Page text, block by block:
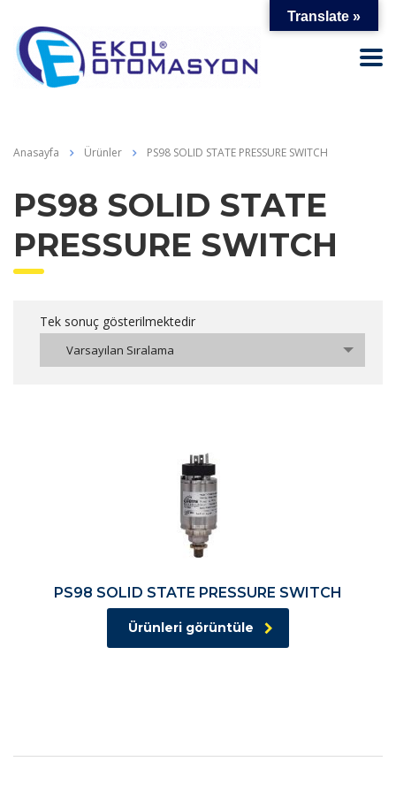
Anasayfa Ürünler PS98 SOLID STATE PRESSURE SWITCH
PS98 SOLID STATE
PRESSURE SWITCH
Tek sonuç gösterilmektedir
Varsayılan Sıralama
PS98 SOLID STATE PRESSURE SWITCH
Ürünleri görüntüle
Translate »